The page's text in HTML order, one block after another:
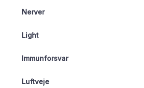
Nerver
Light
Immunforsvar
Luftveje